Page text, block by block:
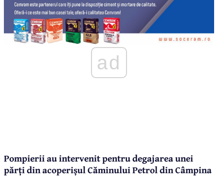
ad
Pompierii au intervenit pentru degajarea unei
părți din acoperișul Căminului Petrol din Câmpina